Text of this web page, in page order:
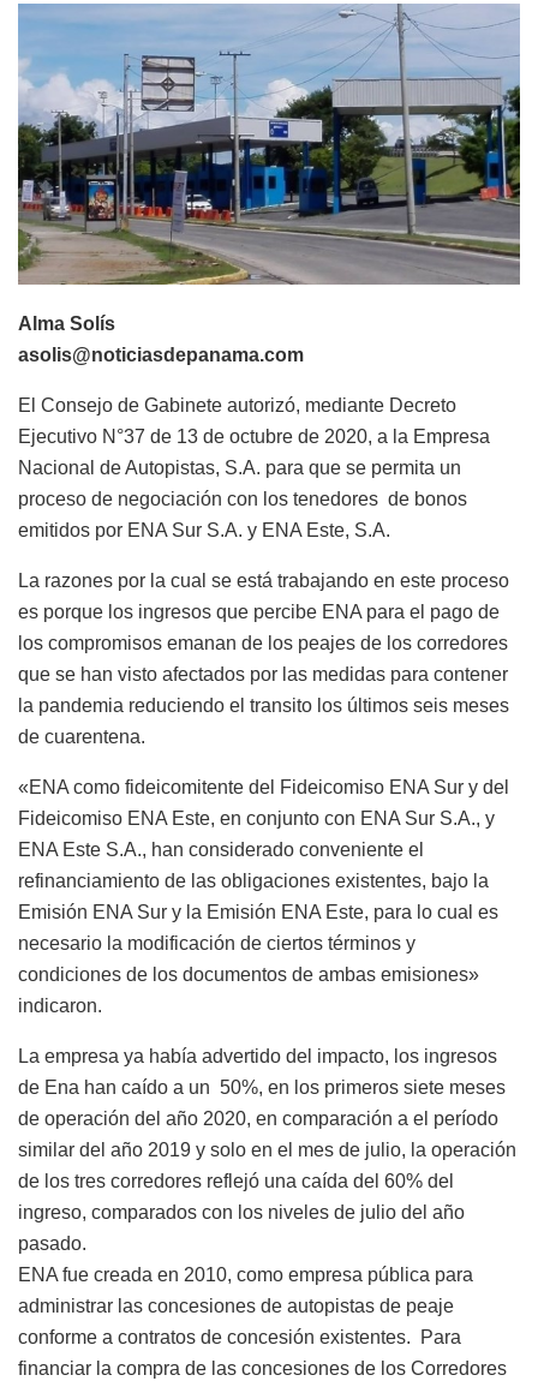
Alma Solís
asolis@noticiasdepanama.com
El Consejo de Gabinete autorizó, mediante Decreto
Ejecutivo N°37 de 13 de octubre de 2020, a la Empresa
Nacional de Autopistas, S.A. para que se permita un
proceso de negociación con los tenedores de bonos
emitidos por ENA Sur S.A. y ENA Este, S.A.
La razones por la cual se está trabajando en este proceso
es porque los ingresos que percibe ENA para el pago de
los compromisos emanan de los peajes de los corredores
que se han visto afectados por las medidas para contener
la pandemia reduciendo el transito los últimos seis meses
de cuarentena.
«ENA como fideicomitente del Fideicomiso ENA Sur y del
Fideicomiso ENA Este, en conjunto con ENA Sur S.A., y
ENA Este S.A., han considerado conveniente el
refinanciamiento de las obligaciones existentes, bajo la
Emisión ENA Sur y la Emisión ENA Este, para lo cual es
necesario la modificación de ciertos términos y
condiciones de los documentos de ambas emisiones»
indicaron.
La empresa ya había advertido del impacto, los ingresos
de Ena han caído a un 50%, en los primeros siete meses
de operación del año 2020, en comparación a el período
similar del año 2019 y solo en el mes de julio, la operación
de los tres corredores reflejó una caída del 60% del
ingreso, comparados con los niveles de julio del año
pasado.
ENA fue creada en 2010, como empresa pública para
administrar las concesiones de autopistas de peaje
conforme a contratos de concesión existentes.
Para
financiar la compra de las concesiones de los Corredores